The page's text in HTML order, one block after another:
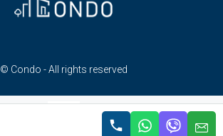
© Condo - All rights reserved